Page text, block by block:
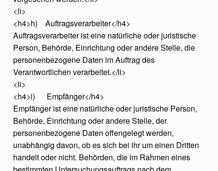
<li>
<h4>h) Auftragsverarbeiter</h4>
Auftragsverarbeiter ist eine natürliche oder juristische
Person, Behörde, Einrichtung oder andere Stelle, die
personenbezogene Daten im Auftrag des
Verantwortlichen verarbeitet.</li>
<li>
<h4>i) Empfänger</h4>
Empfänger ist eine natürliche oder juristische Person,
Behörde, Einrichtung oder andere Stelle, der
personenbezogene Daten offengelegt werden,
unabhängig davon, ob es sich bei ihr um einen Dritten
handelt oder nicht. Behörden, die im Rahmen eines